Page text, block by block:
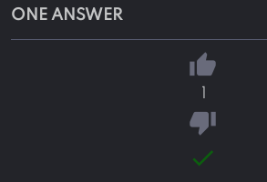
ONE ANSWER
thumb_up
thumb_down
done